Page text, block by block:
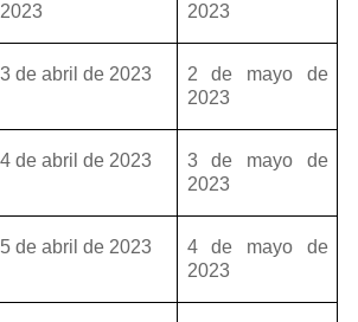
2023
2023
3 de abril de 2023
2 de mayo de
2023
4 de abril de 2023
3 de mayo de
2023
5 de abril de 2023
4 de mayo de
2023